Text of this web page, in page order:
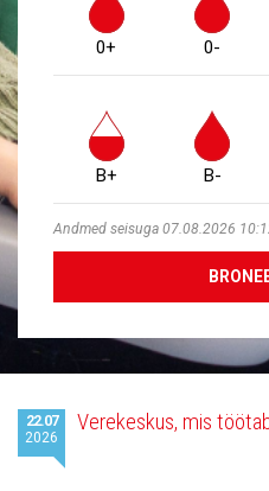
0+ 0-
B+ B-
Andmed seisuga 07.08.2026
Viimased
uudised
22.07
2026
Verekeskus, mis